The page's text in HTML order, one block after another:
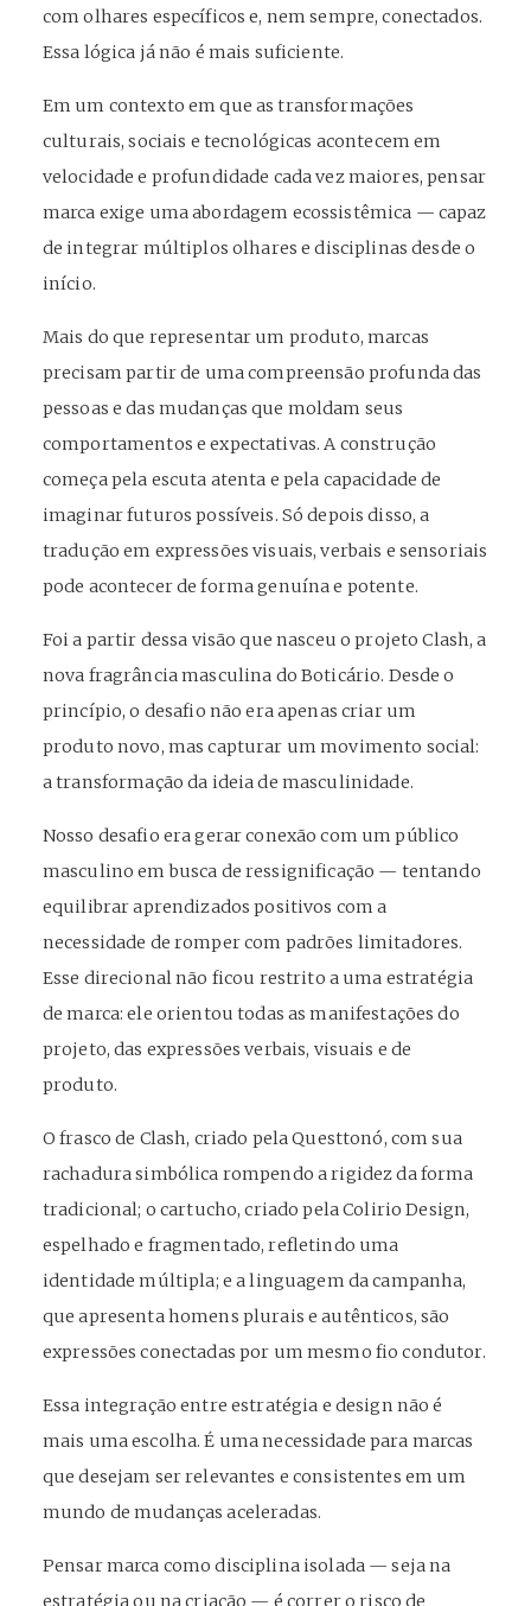
com olhares específicos e, nem sempre, conectados.
Essa lógica já não é mais suficiente.
Em um contexto em que as transformações
culturais, sociais e tecnológicas acontecem em
velocidade e profundidade cada vez maiores, pensar
marca exige uma abordagem ecossistêmica — capaz
de integrar múltiplos olhares e disciplinas desde o
início.
Mais do que representar um produto, marcas
precisam partir de uma compreensão profunda das
pessoas e das mudanças que moldam seus
comportamentos e expectativas. A construção
começa pela escuta atenta e pela capacidade de
imaginar futuros possíveis. Só depois disso, a
tradução em expressões visuais, verbais e sensoriais
pode acontecer de forma genuína e potente.
Foi a partir dessa visão que nasceu o projeto Clash, a
nova fragrância masculina do Boticário. Desde o
princípio, o desafio não era apenas criar um
produto novo, mas capturar um movimento social:
a transformação da ideia de masculinidade.
Nosso desafio era gerar conexão com um público
masculino em busca de ressignificação — tentando
equilibrar aprendizados positivos com a
necessidade de romper com padrões limitadores.
Esse direcional não ficou restrito a uma estratégia
de marca: ele orientou todas as manifestações do
projeto, das expressões verbais, visuais e de
produto.
O frasco de Clash, criado pela Questtonó, com sua
rachadura simbólica rompendo a rigidez da forma
tradicional; o cartucho, criado pela Colirio Design,
espelhado e fragmentado, refletindo uma
identidade múltipla; e a linguagem da campanha,
que apresenta homens plurais e autênticos, são
expressões conectadas por um mesmo fio condutor.
Essa integração entre estratégia e design não é
mais uma escolha. É uma necessidade para marcas
que desejam ser relevantes e consistentes em um
mundo de mudanças aceleradas.
Pensar marca como disciplina isolada — seja na
estratégia ou na criação — é correr o risco de